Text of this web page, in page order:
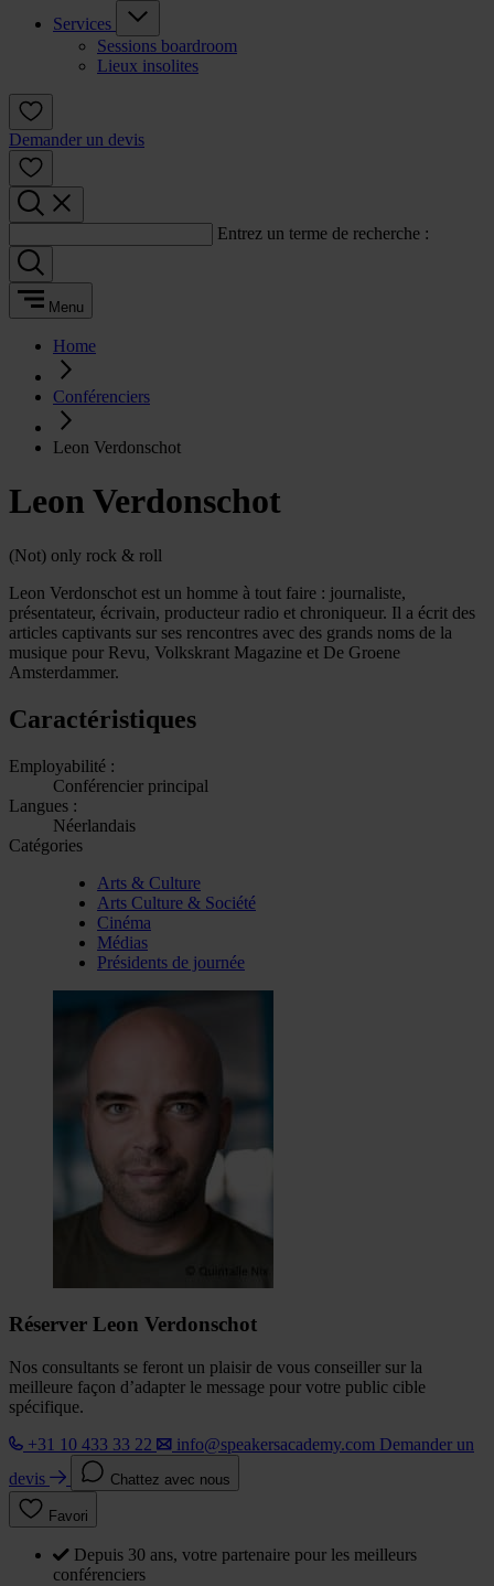
Services
Sessions boardroom
Lieux insolites
Demander un devis
Entrez un terme de recherche :
Menu
Home
Conférenciers
Leon Verdonschot
Leon Verdonschot
(Not) only rock & roll
Leon Verdonschot est un homme à tout faire : journaliste,
présentateur, écrivain, producteur radio et chroniqueur. Il a écrit des
articles captivants sur ses rencontres avec des grands noms de la
musique pour Revu, Volkskrant Magazine et De Groene
Amsterdammer.
Caractéristiques
Employabilité :
Conférencier principal
Langues :
Néerlandais
Catégories
Arts & Culture
Arts Culture & Société
Cinéma
Médias
Présidents de journée
Réserver Leon Verdonschot
Nos consultants se feront un plaisir de vous conseiller sur la
meilleure façon d’adapter le message pour votre public cible
spécifique.
+31 10 433 33 22
info@speakersacademy.com Demander un
devis
Chattez avec nous
Favori
Depuis 30 ans, votre partenaire pour les meilleurs
conférenciers